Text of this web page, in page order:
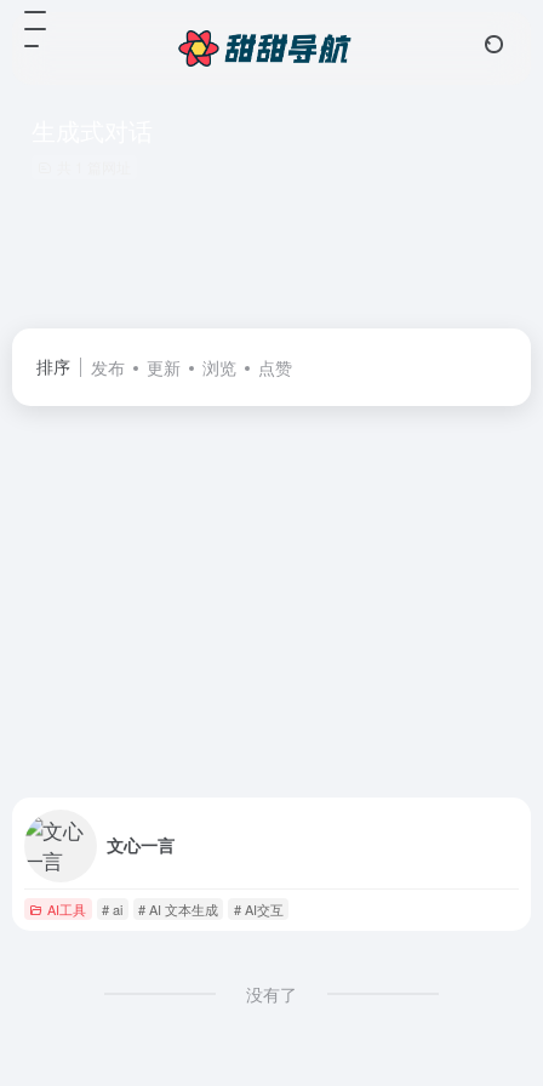
排序 发布 更新 浏览 点赞
文心一言
AI工具 # ai # AI 文本生成 # AI交互
没有了